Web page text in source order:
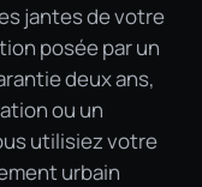
jantes de votre
posée par un
deux ans,
ou un
utilisiez votre
urbain